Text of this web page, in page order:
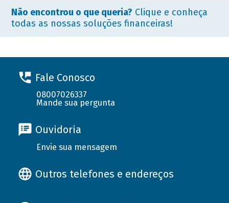
Não encontrou o que queria? Clique e conheça
todas as nossas soluções financeiras!
Fale Conosco
08007026337
Mande sua pergunta
Ouvidoria
Envie sua mensagem
Outros telefones e endereços